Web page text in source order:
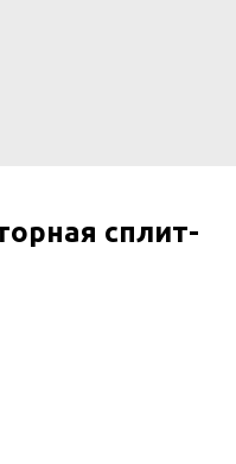
сплит-